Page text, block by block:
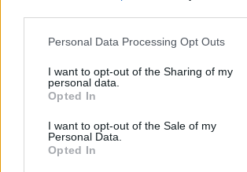
Personal Data Processing Opt Outs
I want to opt-out of the Sharing of my
personal data.
Opted In
I want to opt-out of the Sale of my
Personal Data.
Opted In